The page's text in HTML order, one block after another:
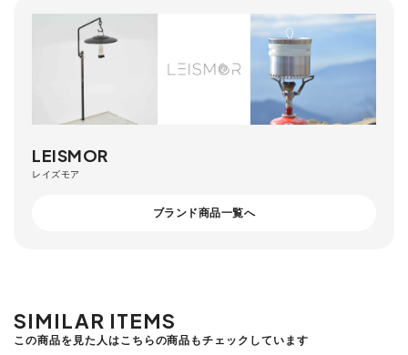
LEISMOR
レイズモア
ブランド商品一覧へ
SIMILAR ITEMS
この商品を見た人はこちらの商品もチェックしています